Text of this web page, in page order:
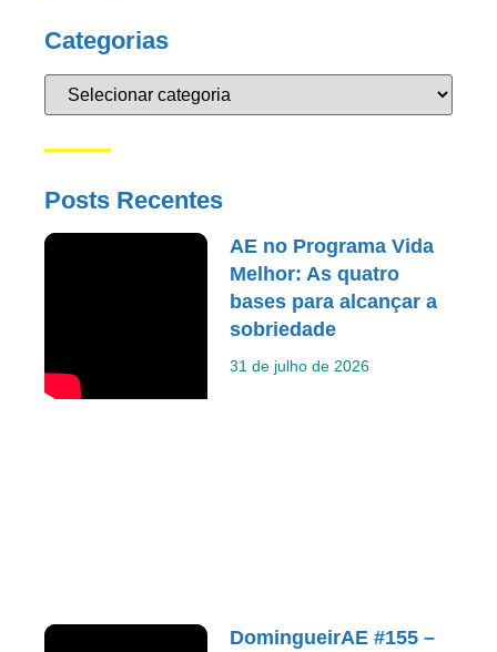
Categorias
Posts Recentes
AE no Programa Vida
Melhor: As quatro
bases para alcançar a
sobriedade
31 de julho de 2026
DomingueirAE #155 –